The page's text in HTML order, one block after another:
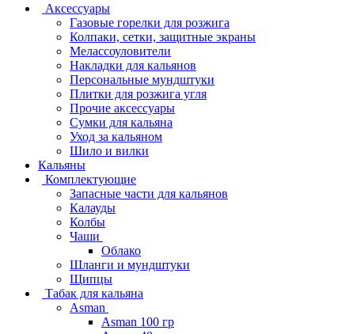
Аксессуары
Газовые горелки для розжига
Колпаки, сетки, защитные экраны
Мелассоуловители
Накладки для кальянов
Персональные мундштуки
Плитки для розжига угля
Прочие аксессуары
Сумки для кальяна
Уход за кальяном
Шило и вилки
Кальяны
Комплектующие
Запасные части для кальянов
Калауды
Колбы
Чаши
Облако
Шланги и мундштуки
Щипцы
Табак для кальяна
Asman
Asman 100 гр